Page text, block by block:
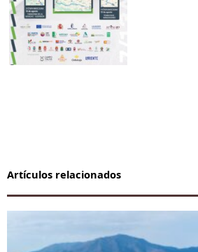
Artículos relacionados